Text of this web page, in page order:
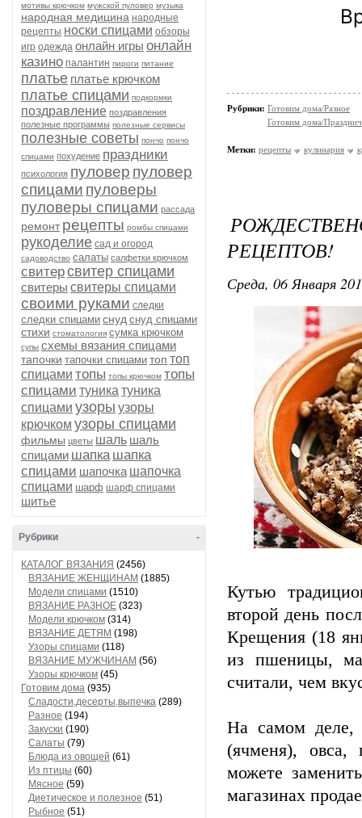
мотивы крючком мужской пуловер музыка
народная медицина народные
рецепты носки спицами обзоры
игр одежда онлайн игры онлайн
казино палантин пироги питание
платье платье крючком
платье спицами подкормки
поздравление поздравления
полезные программы полезные сервисы
полезные советы пончо пончо
спицами похудение праздники
психология пуловер пуловер
спицами пуловеры
пуловеры спицами рассада
ремонт рецепты ромбы спицами
рукоделие сад и огород
садоводство салаты салфетки крючком
свитерсвитер спицами
свитеры свитеры спицами
своими руками следки
следки спицами снуд снуд спицами
стихи стоматология сумка крючком
супы схемы вязания спицами
тапочки тапочки спицами топ топ
спицами топы топы крючком топы
спицами туника туника
спицами узоры узоры
крючком узоры спицами
фильмы цветы шаль шаль
спицами шапка шапка
спицами шапочка шапочка
спицами шарф шарф спицами
шитье
-
Рубрики
КАТАЛОГ ВЯЗАНИЯ (2456)
ВЯЗАНИЕ ЖЕНЩИНАМ (1885)
Модели спицами (1510)
ВЯЗАНИЕ РАЗНОЕ (323)
Модели крючком (314)
ВЯЗАНИЕ ДЕТЯМ (198)
Узоры спицами (118)
ВЯЗАНИЕ МУЖЧИНАМ (56)
Узоры крючком (45)
Готовим дома (935)
Сладости,десерты,выпечка (289)
Разное (194)
Закуски (190)
Салаты (79)
Блюда из овощей (61)
Из птицы (60)
Мясное (59)
Диетическое и полезное (51)
Рыбное (51)
Рубрики: Готовим дома/Разное
Готовим дома/
Метки: рецепты кулинария
РЕЦЕПТОВ!
Среда, 06 Января
Кутью
второй день
Крещения (18
из пшеницы,
считали, чем
На самом деле,
(ячменя),
можете
магазинах